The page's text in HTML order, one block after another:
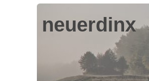
neuerdinx